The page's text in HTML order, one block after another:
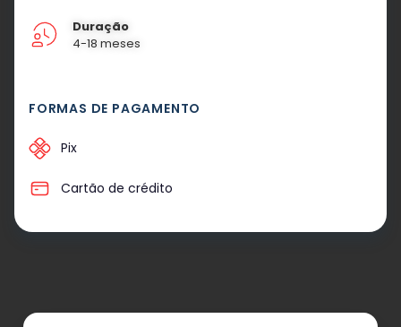
Duração
4-18 meses
FORMAS DE PAGAMENTO
Pix
Cartão de crédito